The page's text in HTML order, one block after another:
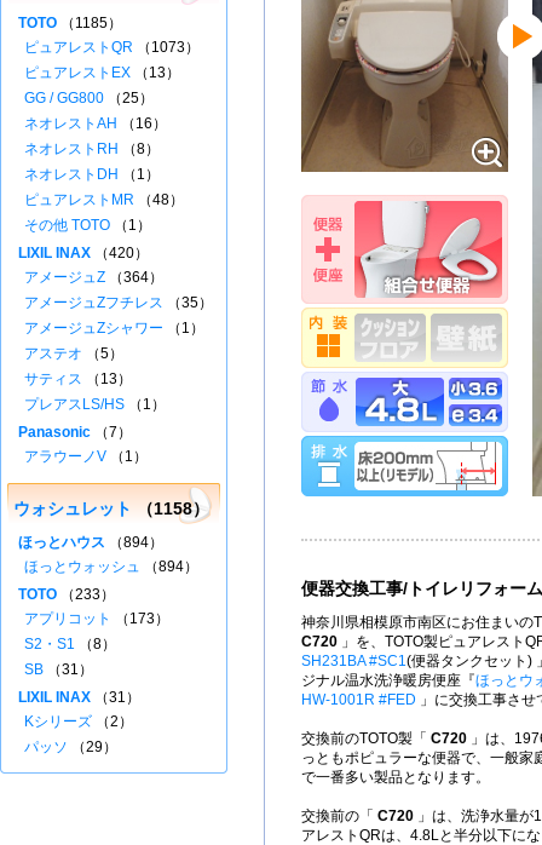
便器交換工事/トイレリフォーム
神奈川県相模原市南区にお住まいの
C720 」を、TOTO製ピュアレスト
SH231BA #SC1(便器タンクセット)
ジナル温水洗浄暖房便座『ほっとウ
HW-1001R #FED 」に交換工事さ
交換前のTOTO製「 C720 」は、
っともポピュラーな便器で、一般家
で一番多い製品となります。
交換前の「 C720 」は、洗浄水量が
アレストQRは、4.8Lと半分以下に
TOTO （1185）
ピュアレストQR （1073）
ピュアレストEX （13）
GG / GG800 （25）
ネオレストAH
（16）
ネオレストRH
（8）
ネオレストDH
（1）
ピュアレストMR （48）
その他 TOTO （1）
LIXIL INAX （420）
アメージュZ （364）
アメージュZフチレス （35）
アメージュZシャワー （1）
アステオ （5）
サティス （13）
プレアスLS/HS （1）
Panasonic （7）
アラウーノV （1）
ウォシュレット （1158）
ほっとハウス （894）
ほっとウォッシュ （894）
TOTO （233）
アプリコット
（173）
S2・S1 （8）
SB （31）
LIXIL INAX （31）
Kシリーズ （2）
パッソ （29）